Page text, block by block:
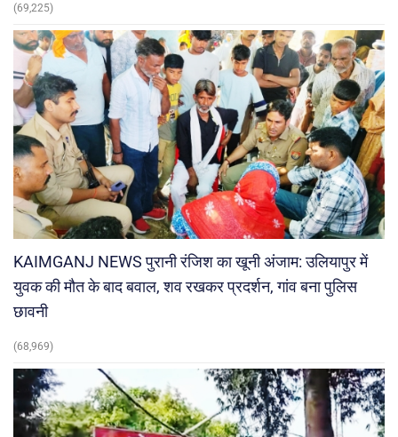
(69,225)
KAIMGANJ NEWS पुरानी रंजिश का खूनी अंजाम: उलियापुर में
युवक की मौत के बाद बवाल, शव रखकर प्रदर्शन, गांव बना पुलिस
छावनी
(68,969)